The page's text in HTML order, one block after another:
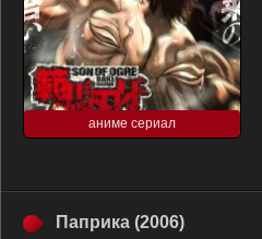
аниме сериал
Паприка (2006)